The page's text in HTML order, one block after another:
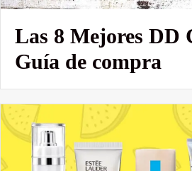
Las 8 Mejores DD
Guía de compra